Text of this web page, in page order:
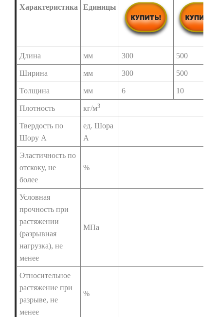
Характеристика Единицы
Длина мм 300 500
Ширина мм 300 500
Толщина мм 6 10
Плотность кг/м3
Твердость по
Шору А
ед. Шора
А
Эластичность по
отскоку, не
более
%
Условная
прочность при
растяжении
(разрывная
нагрузка), не
менее
МПа
Относительное
растяжение при
разрыве, не
менее
%